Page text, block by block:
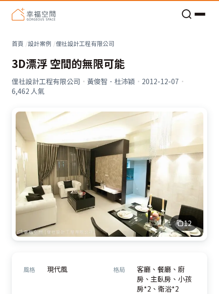
首頁 設計案例 俚社設計工程有限公司
3D漂浮 空間的無限可能
俚社設計工程有限公司 · 黃俊智．杜沛穎 · 2012-12-07 ·
6,462 人氣
12
風格 現代風 格局
客廳、餐廳、廚
房、主臥房、小孩
房*2、衛浴*2